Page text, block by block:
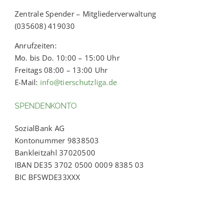
Zentrale Spender – Mitgliederverwaltung
(035608) 419030
Anrufzeiten:
Mo. bis Do. 10:00 – 15:00 Uhr
Freitags 08:00 – 13:00 Uhr
E-Mail: info@tierschutzliga.de
SPENDENKONTO
SozialBank AG
Kontonummer 9838503
Bankleitzahl 37020500
IBAN DE35 3702 0500 0009 8385 03
BIC BFSWDE33XXX